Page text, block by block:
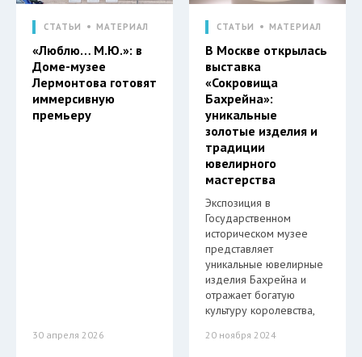
СТАТЬИ МАТЕРИАЛ
«Люблю… М.Ю.»: в
Доме-музее
Лермонтова готовят
иммерсивную
премьеру
30 апреля 2026
СТАТЬИ МАТЕРИАЛ
В Москве открылась
выставка
«Сокровища
Бахрейна»:
уникальные
золотые изделия и
традиции
ювелирного
мастерства
Экспозиция в
Государственном
историческом музее
представляет
уникальные ювелирные
изделия Бахрейна и
отражает богатую
культуру королевства,
20 ноября 2024